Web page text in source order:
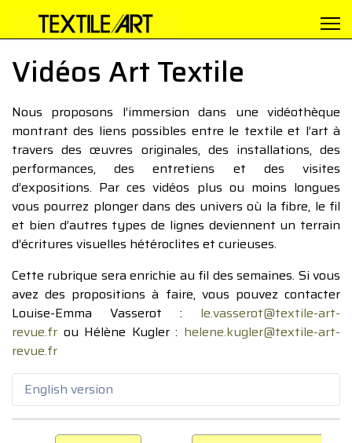
Vidéos Art Textile
Nous proposons l’immersion dans une vidéothèque
montrant des liens possibles entre le textile et l’art à
travers des œuvres originales, des installations, des
performances, des entretiens et des visites
d’expositions. Par ces vidéos plus ou moins longues
vous pourrez plonger dans des univers où la fibre, le fil
et bien d’autres types de lignes deviennent un terrain
d’écritures visuelles hétéroclites et curieuses.
Cette rubrique sera enrichie au fil des semaines. Si vous
avez des propositions à faire, vous pouvez contacter
Louise-Emma Vasserot : le.vasserot@textile-art-
revue.fr ou Hélène Kugler : helene.kugler@textile-art-
revue.fr
English version